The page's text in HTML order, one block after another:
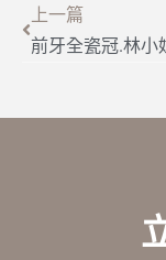
上一篇
前牙全瓷冠.林小